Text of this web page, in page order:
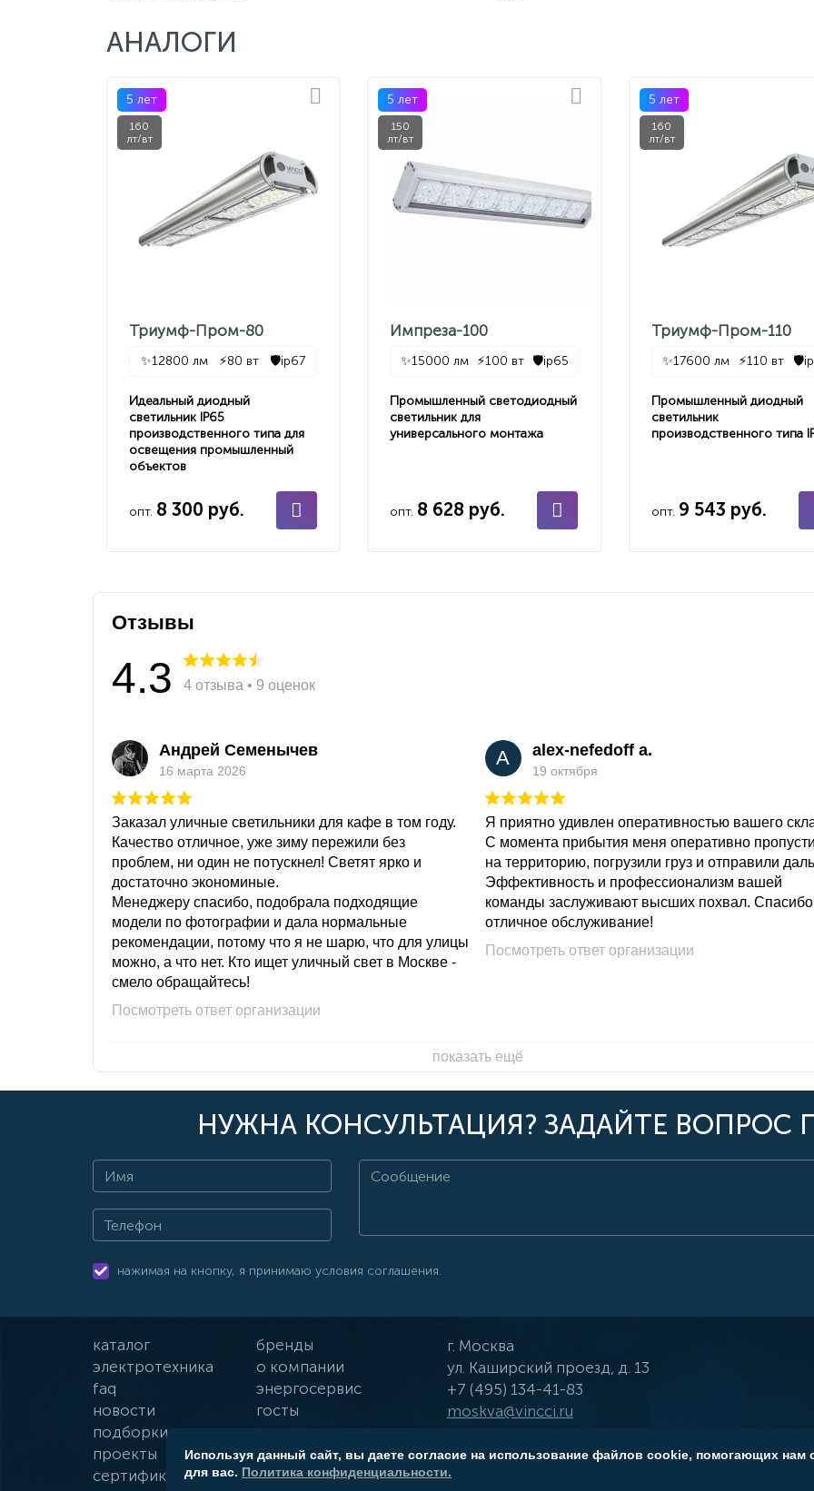
АНАЛОГИ
5 лет
160
лт/вт
Триумф-Пром-80
✨12800 лм ⚡80 вт 🛡️ip67
Идеальный диодный
светильник IP65
производственного типа для
освещения промышленный
объектов
опт. 8 300 руб.
5 лет
150
лт/вт
Импреза-100
✨15000 лм ⚡100 вт 🛡️ip65
Промышленный светодиодный
светильник для
универсального монтажа
опт. 8 628 руб.
5 лет
160
лт/вт
Триумф-Пром-110
✨17600 лм ⚡110 вт 🛡️
Промышленный диодный
светильник
производственного типа
опт. 9 543 руб.
Отзывы
4.3 4 отзыва • 9 оценок
Андрей Семенычев
16 марта 2026
Заказал уличные светильники для кафе в том году.
Качество отличное, уже зиму пережили без
проблем, ни один не потускнел! Светят ярко и
достаточно экономиные.
Менеджеру спасибо, подобрала подходящие
модели по фотографии и дала нормальные
рекомендации, потому что я не шарю, что для улицы
можно, а что нет. Кто ищет уличный свет в Москве -
смело обращайтесь!
Посмотреть ответ организации
A alex-nefedoff a.
19 октября
Я приятно удивлен оперативностью вашего
С момента прибытия меня оперативно
на территорию, погрузили груз и отправили
Эффективность и профессионализм вашей
команды заслуживают высших похвал. Спасибо
отличное обслуживание!
Посмотреть ответ организации
показать ещё
НУЖНА КОНСУЛЬТАЦИЯ? ЗАДАЙТЕ ВОПРОС
нажимая на кнопку, я принимаю условия соглашения.
каталог
бренды
электротехника
о компании
faq
энергосервис
новости
госты
подборки
оплата и доставка
проекты
гарантии
сертификаты
контакты
г. Москва
ул. Каширский проезд, д. 13
+7 (495) 134-41-83
moskva@vincci.ru
Используя данный сайт, вы даете согласие на использование файлов cookie, помогающих нам
для вас. Политика конфиденциальности.